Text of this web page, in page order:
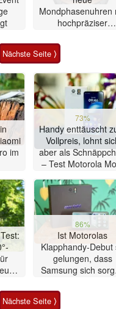
Mondphasenuhren
hochpräziser
Nächste Seite ⟩
im
73%
Handy enttäuscht
Vollpreis, lohnt
aber als
– Test Motorola
86%
Ist Motorolas
Klapphandy-Debut
gelungen, dass
Samsung sich
Smartphone im Test
Nächste Seite ⟩